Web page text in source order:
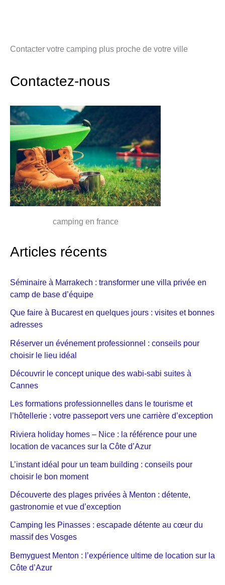
Contacter votre camping plus proche de votre ville
Contactez-nous
camping en france
Articles récents
Séminaire à Marrakech : transformer une villa privée en
camp de base d’équipe
Que faire à Bucarest en quelques jours : visites et bonnes
adresses
Réserver un événement professionnel : conseils pour
choisir le lieu idéal
Découvrir le concept unique des wabi-sabi suites à
Cannes
Les formations professionnelles dans le tourisme et
l’hôtellerie : votre passeport vers une carrière d’exception
Riviera holiday homes – Nice : la référence pour une
location de vacances sur la Côte d’Azur
L’instant idéal pour un team building : conseils pour
choisir le bon moment
Découverte des plages privées à Menton : détente,
gastronomie et vue d’exception
Camping les Pinasses : escapade détente au cœur du
massif des Vosges
Bemyguest Menton : l’expérience ultime de location sur la
Côte d’Azur